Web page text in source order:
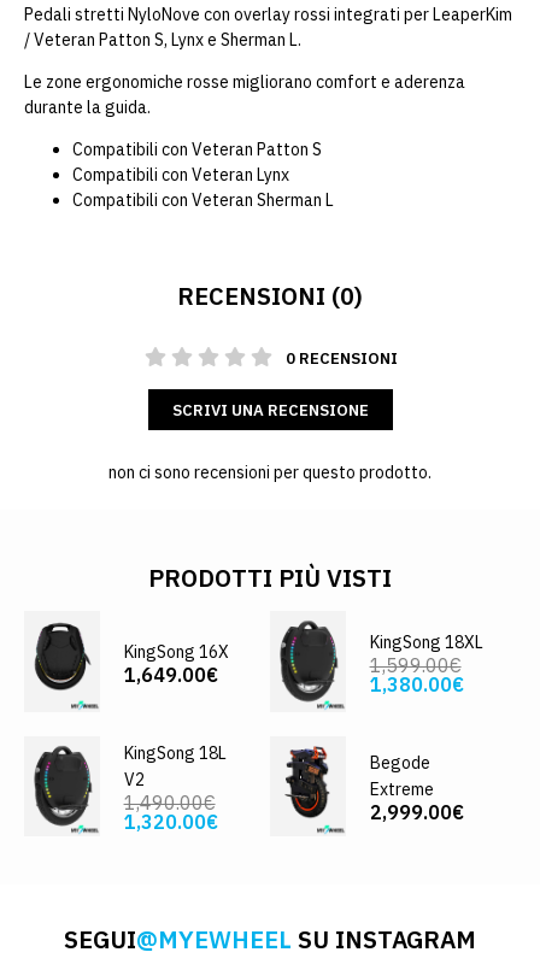
Pedali stretti NyloNove con overlay rossi integrati per LeaperKim
/ Veteran Patton S, Lynx e Sherman L.
Le zone ergonomiche rosse migliorano comfort e aderenza
durante la guida.
Compatibili con Veteran Patton S
Compatibili con Veteran Lynx
Compatibili con Veteran Sherman L
RECENSIONI (0)
0 RECENSIONI
SCRIVI UNA RECENSIONE
non ci sono recensioni per questo prodotto.
PRODOTTI PIÙ VISTI
KingSong 16X
1,649.00€
KingSong 18XL
1,599.00€
1,380.00€
KingSong 18L
V2
1,490.00€
1,320.00€
Begode
Extreme
2,999.00€
SEGUI@MYEWHEEL SU INSTAGRAM